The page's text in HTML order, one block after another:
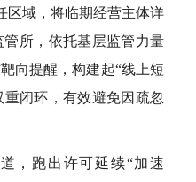
区域，将临期经营主体详
所，依托基层监管力量
向提醒，构建起“线上短
闭环，有效避免因疏忽
，跑出许可延续“加速